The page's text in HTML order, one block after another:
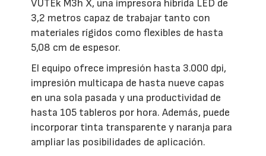
VUTEk M3h X, una impresora híbrida LED de
3,2 metros capaz de trabajar tanto con
materiales rígidos como flexibles de hasta
5,08 cm de espesor.
El equipo ofrece impresión hasta 3.000 dpi,
impresión multicapa de hasta nueve capas
en una sola pasada y una productividad de
hasta 105 tableros por hora. Además, puede
incorporar tinta transparente y naranja para
ampliar las posibilidades de aplicación.